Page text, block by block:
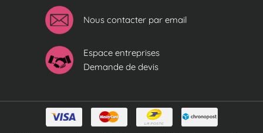
Nous contacter par email
Espace entreprises
Demande de devis